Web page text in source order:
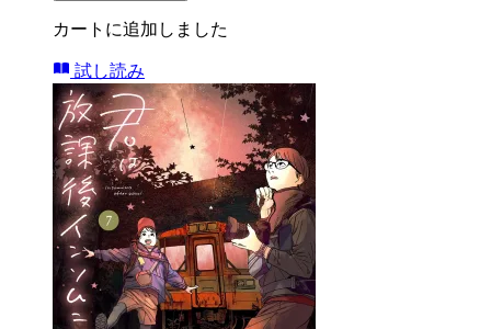
カートに追加しました
試し読み